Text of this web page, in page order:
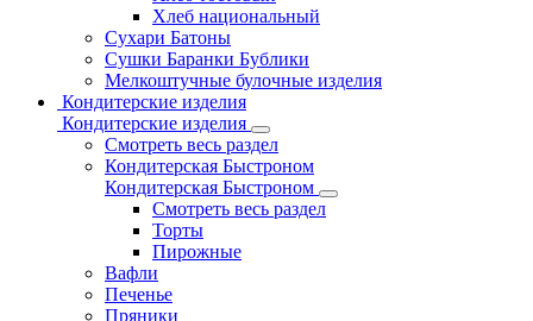
Хлеб национальный
Сухари Батоны
Сушки Баранки Бублики
Мелкоштучные булочные изделия
Кондитерские изделия
Кондитерские изделия
Смотреть весь раздел
Кондитерская Быстроном
Кондитерская Быстроном
Смотреть весь раздел
Торты
Пирожные
Вафли
Печенье
Пряники